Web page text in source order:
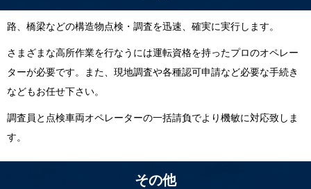
路、橋梁などの構造物点検・調査を迅速、確実に実行します。
さまざまな高所作業を行なうには運転資格を持ったプロのオペレー
ターが必要です。また、現地調査や各種認可申請など必要な手続き
などもお任せ下さい。
調査員と点検車両オペレーターの一括請負でより機敏に対応致しま
す。
その他